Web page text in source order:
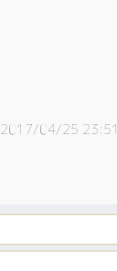
2017/04/25 23:51